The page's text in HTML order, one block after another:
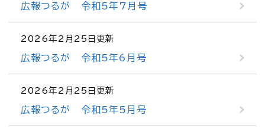
広報つるが 令和5年7月号
2026年2月25日更新
広報つるが 令和5年6月号
2026年2月25日更新
広報つるが 令和5年5月号